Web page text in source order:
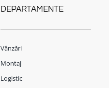
DEPARTAMENTE
Vânzări
Montaj
Logistic